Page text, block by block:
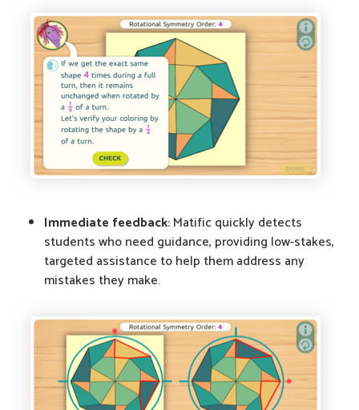
Immediate feedback: Matific quickly detects
students who need guidance, providing low-stakes,
targeted assistance to help them address any
mistakes they make.